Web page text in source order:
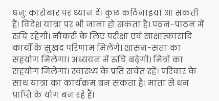
धनु: कारोबार पर ध्यान दें। कुछ कठिनाइयां आ सकती
हैं। विदेश यात्रा पर भी जाना हो सकता है। पठन-पाठन में
रुचि रहेगी। नौकरी के लिए परीक्षा एवं साक्षात्कारादि
कार्यों के सुखद परिणाम मिलेंगे। शासन-सत्ता का
सहयोग मिलेगा। अध्ययन में रुचि बढ़ेगी। मित्रों का
सहयोग मिलेगा। स्वास्थ्य के प्रति सचेत रहें। परिवार के
साथ यात्रा का कार्यक्रम बन सकता है। माता से धन
प्राप्ति के योग बन रहे हैं।